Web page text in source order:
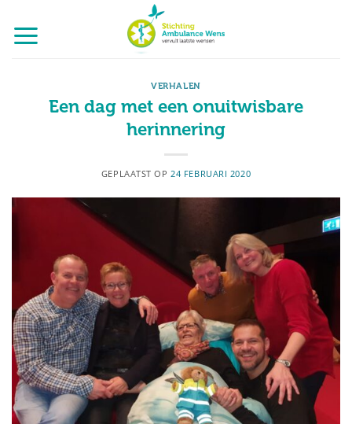
naar
inhoud
VERHALEN
Een dag met een onuitwisbare
herinnering
GEPLAATST OP 24 FEBRUARI 2020